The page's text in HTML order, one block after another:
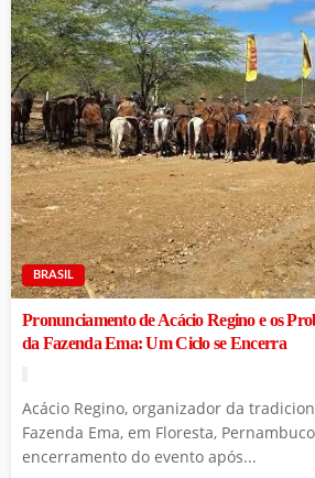
BRASIL
Pronunciamento de Acácio Regino e os
da Fazenda Ema: Um Ciclo se Encerra
Acácio Regino, organizador da
Fazenda Ema, em Floresta,
encerramento do evento após...